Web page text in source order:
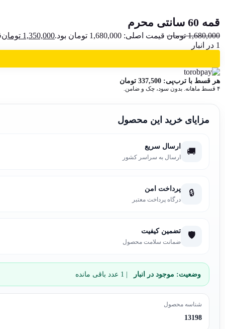
قمه 60 سانتی محرم
1,680,000 تومان قیمت اصلی: 1,680,000 تومان بود. 1,350,000 تومان
1 در انبار
هر قسط با ترب‌پی: 337,500 تومان
۴ قسط ماهانه. بدون سود، چک و ضامن.
مزایای خرید این محصول
🚚 ارسال سریع
ارسال به سراسر کشور
🔒 پرداخت امن
درگاه پرداخت معتبر
🛡️ تضمین کیفیت
ضمانت سلامت محصول
وضعیت: موجود در انبار
شناسه محصول
13198